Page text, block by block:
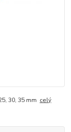
30, 35 mm celý